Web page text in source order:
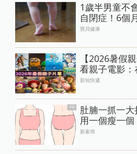
1歲半男童不
自閉症！6個
歲前腦部發展
寶貝健康
【2026暑假
看親子電影：
子慢慢長大
新知快遞
PR
肚腩一抓一大
用一個瘦一個
新素簡